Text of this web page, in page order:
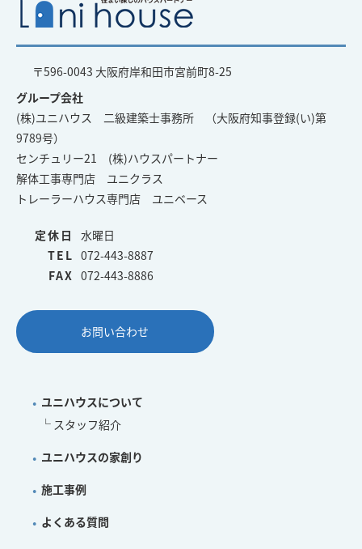
〒596-0043 大阪府岸和田市宮前町8-25
グループ会社
(株)ユニハウス 二級建築士事務所 （大阪府知事登録(い)第
9789号）
センチュリー21 (株)ハウスパートナー
解体工事専門店 ユニクラス
トレーラーハウス専門店 ユニベース
定休日
水曜日
TEL 072-443-8887
FAX 072-443-8886
お問い合わせ
ユニハウスについて
スタッフ紹介
ユニハウスの家創り
施工事例
よくある質問